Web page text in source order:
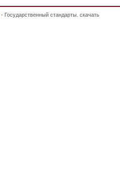
- Государственный стандарты. скачать